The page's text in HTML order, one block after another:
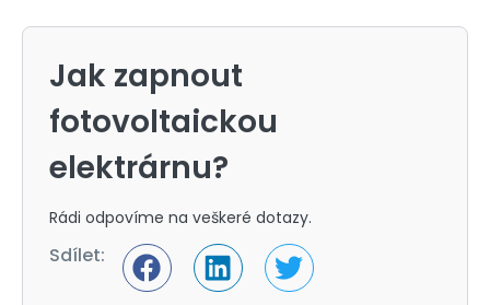
Jak zapnout
fotovoltaickou
elektrárnu?
Rádi odpovíme na veškeré dotazy.
Sdílet: